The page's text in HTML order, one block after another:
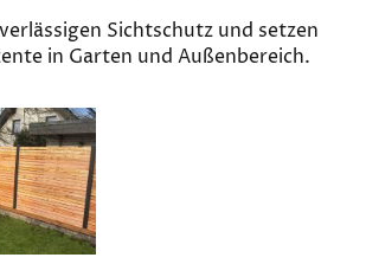
Sichtschutz und setzen
in Garten und Außenbereich.